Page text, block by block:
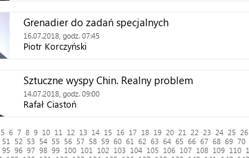
Grenadier do zadań specjalnych
16.07.2018, godz. 07:45
Piotr Korczyński
Sztuczne wyspy Chin. Realny problem
14.07.2018, godz. 09:00
Rafał Ciastoń
5 6 7 8 9 10 11 12 13 14 15 16 17 18 19 20 21 22 23 24 25 26
51 52 53 54 55 56 57 58 59 60 61 62 63 64 65 66 67 68 69 70
95 96 97 98 99 100 101 102 103 104 105 106 107 108 109 110